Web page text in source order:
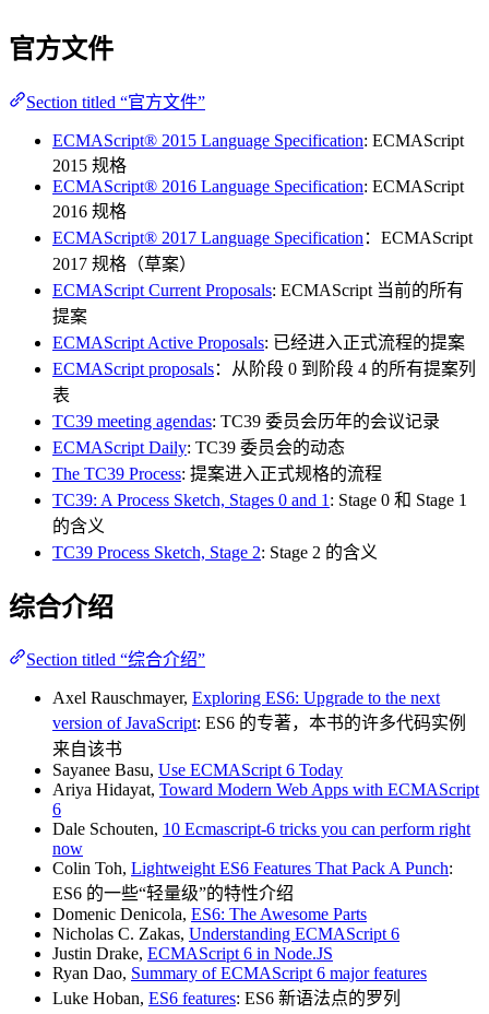
官方文件
Section titled “官方文件”
ECMAScript® 2015 Language Specification: ECMAScript
2015 规格
ECMAScript® 2016 Language Specification: ECMAScript
2016 规格
ECMAScript® 2017 Language Specification ：ECMAScript
2017 规格（草案）
ECMAScript Current Proposals: ECMAScript 当前的所有
提案
ECMAScript Active Proposals: 已经进入正式流程的提案
ECMAScript proposals：从阶段 0 到阶段 4 的所有提案列
表
TC39 meeting agendas: TC39 委员会历年的会议记录
ECMAScript Daily: TC39 委员会的动态
The TC39 Process: 提案进入正式规格的流程
TC39: A Process Sketch, Stages 0 and 1 : Stage 0 和 Stage 1
的含义
TC39 Process Sketch, Stage 2: Stage 2 的含义
综合介绍
Section titled “综合介绍”
Axel Rauschmayer, Exploring ES6: Upgrade to the next
version of JavaScript: ES6 的专著，本书的许多代码实例
来自该书
Sayanee Basu, Use ECMAScript 6 Today
Ariya Hidayat, Toward Modern Web Apps with ECMAScript
6
Dale Schouten, 10 Ecmascript-6 tricks you can perform right
now
Colin Toh, Lightweight ES6 Features That Pack A Punch:
ES6 的一些“轻量级”的特性介绍
Domenic Denicola, ES6: The Awesome Parts
Nicholas C. Zakas, Understanding ECMAScript 6
Justin Drake, ECMAScript 6 in Node.JS
Ryan Dao, Summary of ECMAScript 6 major features
Luke Hoban, ES6 features: ES6 新语法点的罗列